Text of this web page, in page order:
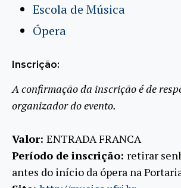
Escola de Música
Ópera
Inscrição:
A confirmação da inscrição é de
organizador do evento.
Valor: ENTRADA FRANCA
Período de inscrição: retirar
antes do início da ópera na